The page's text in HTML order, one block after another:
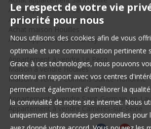
Achat appartement Le Pecq
Achat appartement Houilles
Achat maison Houilles
Achat appartement Andrésy
Appartement à vendre Le Pecq
Maison à vendre Houilles
Maison à vendre Conflans-Sainte-Honorine
Appartement à vendre Houilles
Appartement à vendre Saint-Germain-en-
Le respect de votre vie
priorité pour nous
Nous utilisons des cookies afin de vous
optimale et une communication pertinente
Grace à ces technologies, nous pouvons
contenu en rapport avec vos centres
permettent également d'améliorer la
la convivialité de notre site internet. Nous
uniquement les données personnelles pour